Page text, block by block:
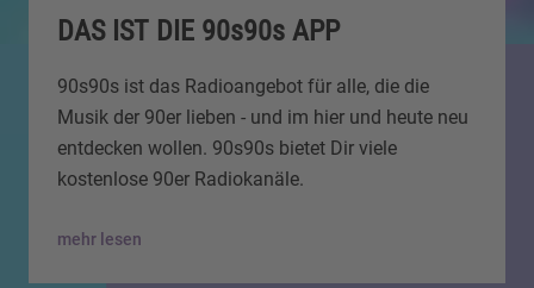
DAS IST DIE 90s90s APP
90s90s ist das Radioangebot für alle, die die
Musik der 90er lieben - und im hier und heute neu
entdecken wollen. 90s90s bietet Dir viele
kostenlose 90er Radiokanäle.
mehr lesen